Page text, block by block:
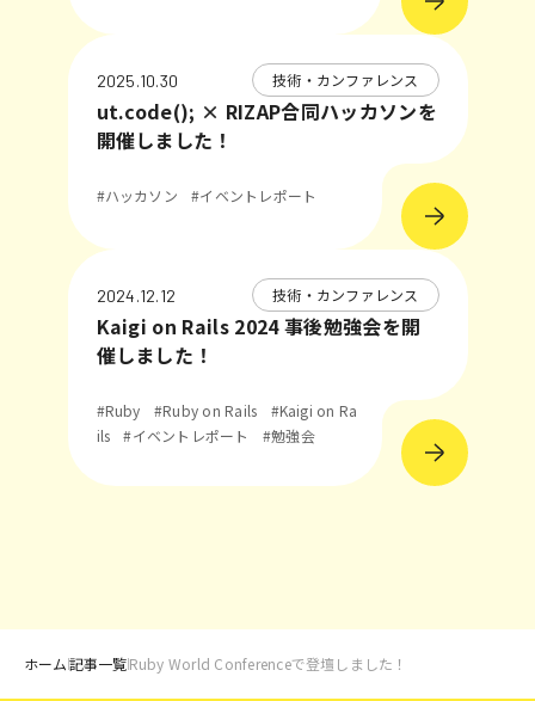
2025.10.30 技術・カンファレンス
ut.code(); × RIZAP合同ハッカソンを
開催しました！
#ハッカソン #イベントレポート
2024.12.12 技術・カンファレンス
Kaigi on Rails 2024 事後勉強会を開
催しました！
#Ruby #Ruby on Rails
#Kaigi on Ra
ils
#イベントレポート #勉強会
ホーム記事一覧Ruby World Conferenceで登壇しました！